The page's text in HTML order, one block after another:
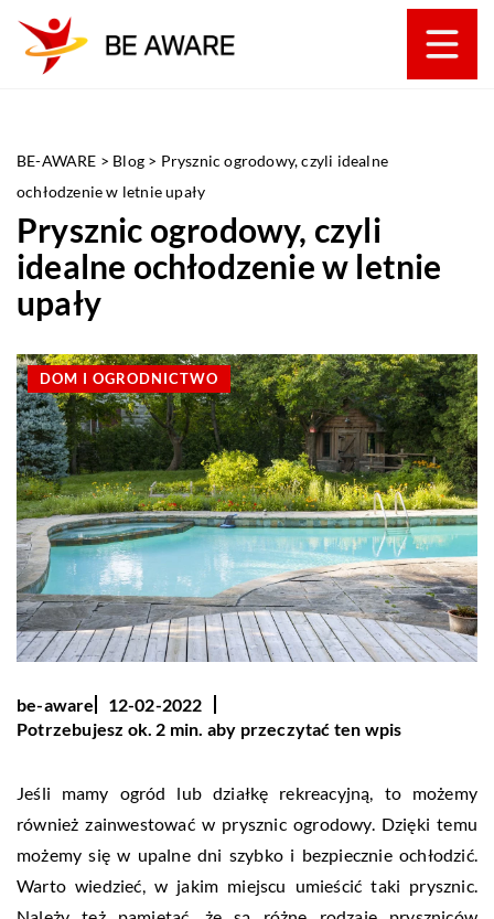
BE-AWARE > Blog > Prysznic ogrodowy, czyli idealne
ochłodzenie w letnie upały
Prysznic ogrodowy, czyli
idealne ochłodzenie w letnie
upały
DOM I OGRODNICTWO
be-aware
12-02-2022
Potrzebujesz ok. 2 min. aby przeczytać ten wpis
Jeśli mamy ogród lub działkę rekreacyjną, to możemy
również zainwestować w prysznic ogrodowy. Dzięki temu
możemy się w upalne dni szybko i bezpiecznie ochłodzić.
Warto wiedzieć, w jakim miejscu umieścić taki prysznic.